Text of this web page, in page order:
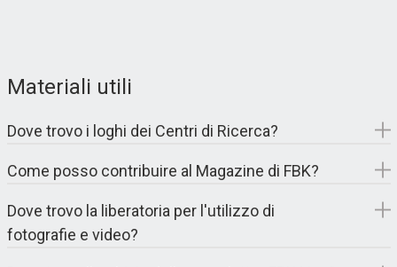
Materiali utili
Dove trovo i loghi dei Centri di Ricerca?
Come posso contribuire al Magazine di FBK?
Dove trovo la liberatoria per l'utilizzo di
fotografie e video?